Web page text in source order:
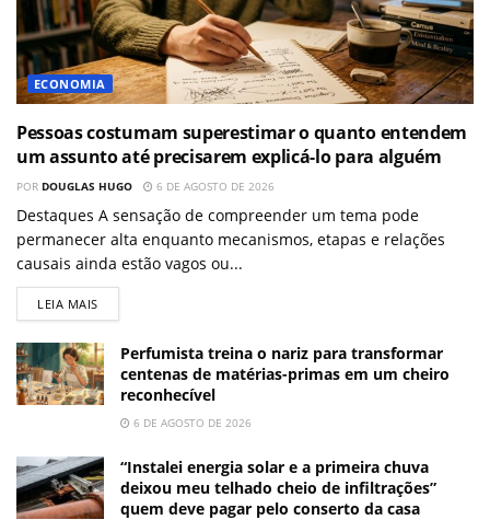
ECONOMIA
Pessoas costumam superestimar o quanto entendem
um assunto até precisarem explicá-lo para alguém
POR DOUGLAS HUGO 6 DE AGOSTO DE 2026
Destaques A sensação de compreender um tema pode
permanecer alta enquanto mecanismos, etapas e relações
causais ainda estão vagos ou...
LEIA MAIS
Perfumista treina o nariz para transformar
centenas de matérias-primas em um cheiro
reconhecível
6 DE AGOSTO DE 2026
“Instalei energia solar e a primeira chuva
deixou meu telhado cheio de infiltrações”
quem deve pagar pelo conserto da casa